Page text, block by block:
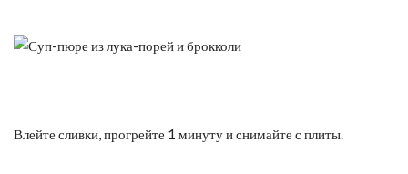
Влейте сливки, прогрейте 1 минуту и снимайте с плиты.